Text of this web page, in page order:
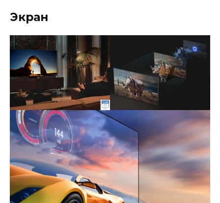
Экран